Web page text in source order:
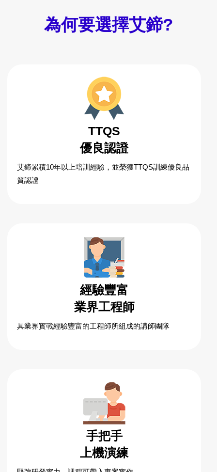
為何要選擇艾鍗?
TTQS
優良認證
艾鍗累積10年以上培訓經驗，並榮獲TTQS訓練優良品
質認證
經驗豐富
業界工程師
具業界實戰經驗豐富的工程師所組成的講師團隊
手把手
上機演練